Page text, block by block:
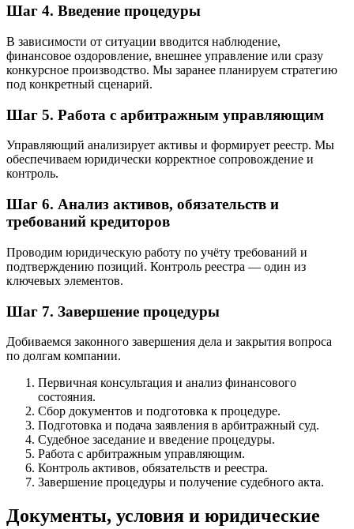
Шаг 4. Введение процедуры
В зависимости от ситуации вводится наблюдение,
финансовое оздоровление, внешнее управление или сразу
конкурсное производство. Мы заранее планируем стратегию
под конкретный сценарий.
Шаг 5. Работа с арбитражным управляющим
Управляющий анализирует активы и формирует реестр. Мы
обеспечиваем юридически корректное сопровождение и
контроль.
Шаг 6. Анализ активов, обязательств и
требований кредиторов
Проводим юридическую работу по учёту требований и
подтверждению позиций. Контроль реестра — один из
ключевых элементов.
Шаг 7. Завершение процедуры
Добиваемся законного завершения дела и закрытия вопроса
по долгам компании.
Первичная консультация и анализ финансового
состояния.
Сбор документов и подготовка к процедуре.
Подготовка и подача заявления в арбитражный суд.
Судебное заседание и введение процедуры.
Работа с арбитражным управляющим.
Контроль активов, обязательств и реестра.
Завершение процедуры и получение судебного акта.
Документы, условия и юридические